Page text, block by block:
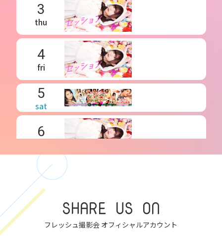
3
thu
4
fri
5
sat
6
7
mon
SHARE US ON
フレッシュ撮影会 オフィシャルアカウント